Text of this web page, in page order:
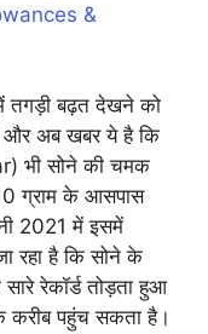
&
तगड़ी बढ़त देखने को
और अब खबर ये है कि
भी सोने की चमक
ग्राम के आसपास
2021 में इसमें
रहा है कि सोने के
रेकॉर्ड तोड़ता हुआ
पहुंच सकता है।